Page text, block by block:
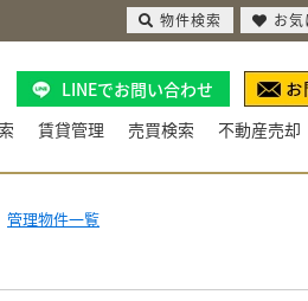
LINEでお問い合わせ
賃貸管理 売買検索 不動産売却
管理物件一覧
物件検索 お